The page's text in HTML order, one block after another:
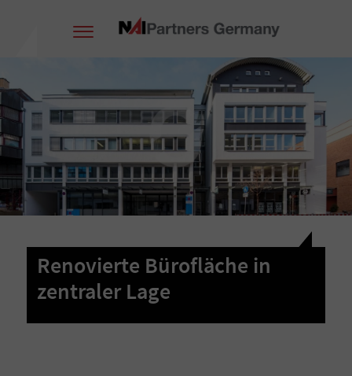
Renovierte Bürofläche in
zentraler Lage